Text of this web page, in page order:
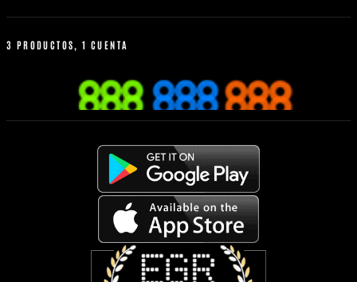
Política de bonus
Reglas de apuestas
Apuesta desde tu móvil
3 PRODUCTOS, 1 CUENTA